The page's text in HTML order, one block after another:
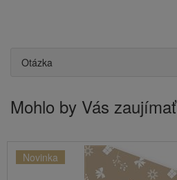
Otázka
Mohlo by Vás zaujímať
Novinka